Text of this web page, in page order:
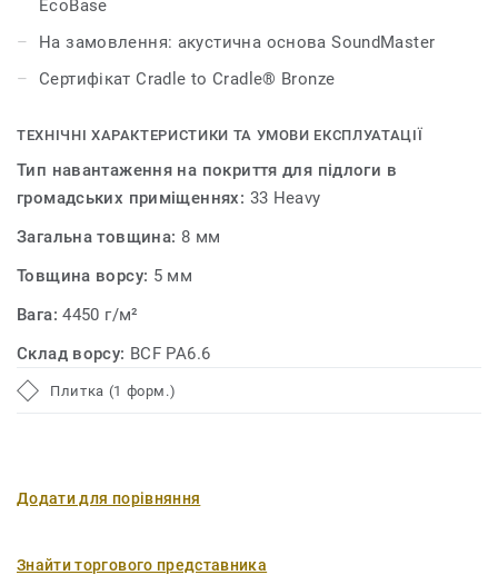
EcoBase
На замовлення: акустична основа SoundMaster
Сертифікат Cradle to Cradle® Bronze
ТЕХНІЧНІ ХАРАКТЕРИСТИКИ ТА УМОВИ ЕКСПЛУАТАЦІЇ
Тип навантаження на покриття для підлоги в
громадських приміщеннях: 33 Heavy
Загальна товщина: 8 мм
Товщина ворсу: 5 мм
Вага:4450 г/м²
Склад ворсу: BCF PA6.6
Плитка (1 форм.)
Додати для порівняння
Знайти торгового представника